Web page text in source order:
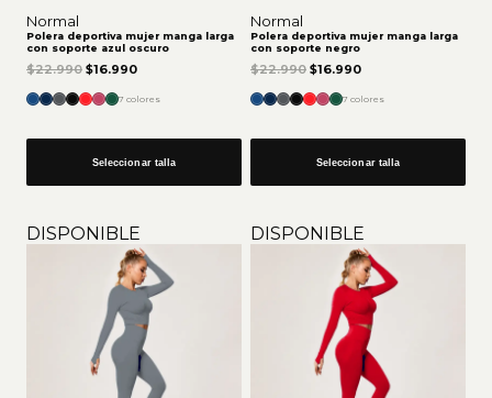
Normal
Polera deportiva mujer manga larga
con soporte azul oscuro
$22.990 El precio original era: $22.990.
$16.990El precio actual es: $16.990.
7 colores
Seleccionar talla
Normal
Polera deportiva mujer manga larga
con soporte negro
$22.990 El precio original era:
$16.990El precio actual es:
7 colores
Seleccionar talla
DISPONIBLE DISPONIBLE